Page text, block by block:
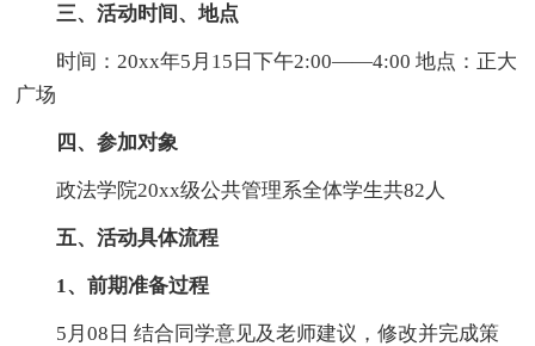
三、活动时间、地点
时间：20xx年5月15日下午2:00——4:00 地点：正大
广场
四、参加对象
政法学院20xx级公共管理系全体学生共82人
五、活动具体流程
1、前期准备过程
5月08日 结合同学意见及老师建议，修改并完成策